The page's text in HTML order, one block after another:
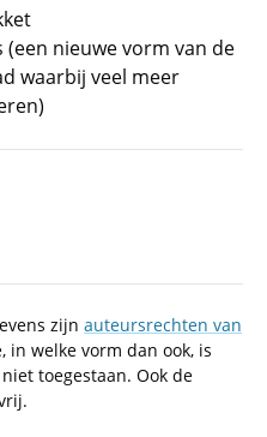
(een nieuwe vorm van de
waarbij veel meer
zijn auteursrechten van
in welke vorm dan ook, is
toegestaan. Ook de